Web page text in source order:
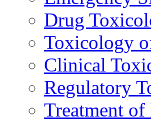
Drug
Toxicology
Clinical
Regulatory
Treatment